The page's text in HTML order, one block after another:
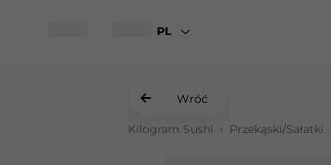
PL
Wróć
Kilogram Sushi › Przekąski/Sałatki